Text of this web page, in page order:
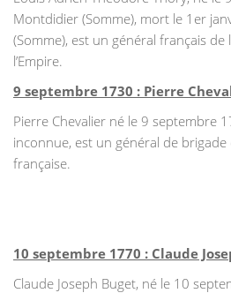
Montdidier (Somme), mort le 1er
(Somme), est un général français de
l’Empire.
9 septembre 1730 : Pierre
Pierre Chevalier né le 9 septembre
inconnue, est un général de brigade
française.
10 septembre 1770 : Claude
Claude Joseph Buget, né le 10